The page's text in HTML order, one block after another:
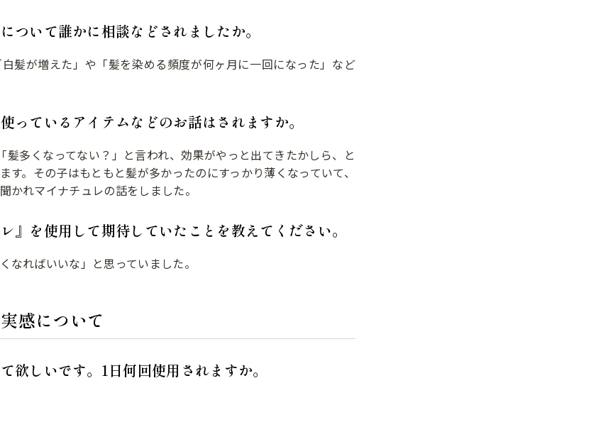
ついて誰かに相談などされましたか。
髪が増えた」や「髪を染める頻度が何ヶ月に一回になった」など
っているアイテムなどのお話はされますか。
髪多くなってない？」と言われ、効果がやっと出てきたかしら、と
す。その子はもともと髪が多かったのにすっかり薄くなっていて、
かれマイナチュレの話をしました。
』を使用して期待していたことを教えてください。
なればいいな」と思っていました。
感について
欲しいです。1日何回使用されますか。